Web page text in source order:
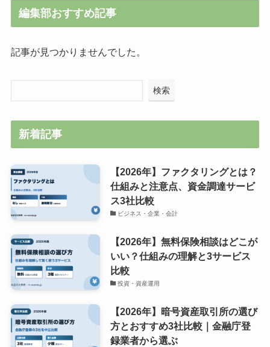
編集部おすすめ記事
記事が見つかりませんでした。
検索
新着記事
【2026年】ファクタリングとは？
仕組みと注意点、資金調達サービ
ス3社比較
ビジネス・企業・会計
【2026年】無料保険相談はどこが
いい？仕組みの理解と3サービス
比較
投資・資産運用
【2026年】暗号資産取引所の選び
方とおすすめ3社比較｜金融庁登
録業者から選ぶ